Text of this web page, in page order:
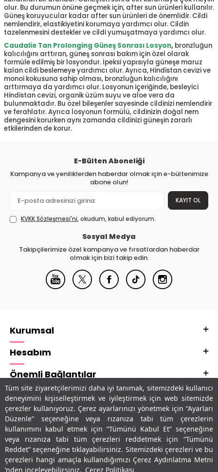
Tüm site ziyaretçilerimizi daha iyi tanımak, sitemizdeki kullanıcı
deneyimini kişiselleştirmek ve iyileştirmek için web sitemizde
çerezler kullanıyoruz. Çerez ayarlarınızı yönetmek için “Ayarları
Düzenle” seçeneğine veya rızanıza tabi tüm çerezlerin
kullanımını kabul etmek için “Tümünü Kabul Et” seçeneğine
veya rızanıza tabi tüm çerezleri reddetmek için “Tümünü
Reddet” seçeneğine tıklayabilirsiniz. Sitemizdeki çerezleri ve bu
çerezleri hangi amaçla kullandığımızı Çerez Aydınlatma Metni
’nden inceleyebilirsiniz. Çerez Politikası
olur. Bu durumun önüne geçmek için, after sun ürünleri kullanılır.
Güneş koruyucular kadar after sun ürünleri de önemlidir. Cildi
nemlendirir, elastikiyetini korumaya yardımcı olur. Cildin
tazelenmesini destekler ve cildi yumuşatmaya yardımcı olur.
Caudalie Tan Prolonging Güneş Sonrası Losyon, bronzluğun
kalıcılığını arttıran, güneş sonrası bakım için özel olarak
formüle edilmiş bir losyondur. İpeksi yapısıyla güneşe maruz
kalan cildi beslemeye yardımcı olur. Ayrıca, Hindistan cevizi ve
monoi kokusuna sahip olması, bronzluğun kalıcılığını
arttırmaya da yardımcı olur. Losyonun içeriğinde, besleyici
Hindistan cevizi, organik üzüm suyu ve aloe vera da
bulunmaktadır. Bu özel bileşenler sayesinde cildinizi nemlendirir
ve ferahlatır. Ayrıca losyonun formülü, cildinizin doğal nem
dengesini korurken aynı zamanda cildinizi güneşin zararlı
etkilerinden de korur.
E-Bülten Aboneliği
Kampanya ve yeniliklerden haberdar olmak için e-bültenimize
abone olun!
KAYIT OL
KVKK Sözleşmesi'ni, okudum, kabul ediyorum.
Sosyal Medya
Takipçilerimize özel kampanya ve fırsatlardan haberdar
olmak için bizi takip edin.
Kurumsal
Hesabım
Önemli Bağlantılar
Adres & İletişim
Uygulamalarımız